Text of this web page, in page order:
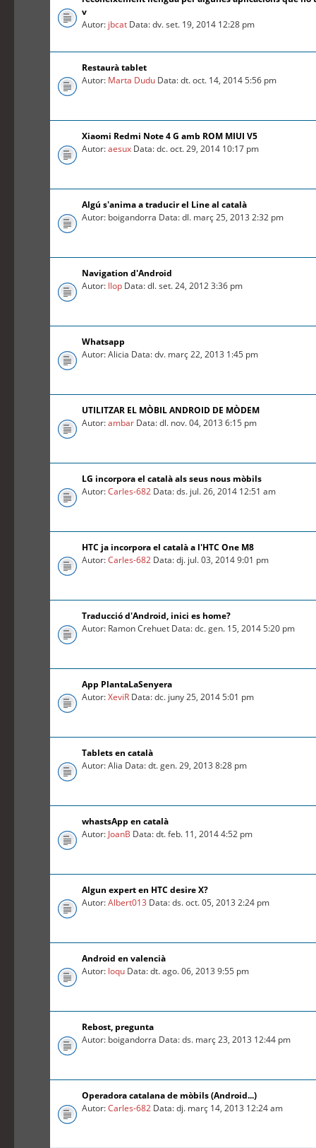
v
Autor: jbcat Data: dv. set. 19, 2014 12:28 pm
Restaurà tablet
Autor: Marta Dudu Data: dt. oct. 14, 2014 5:56 pm
Xiaomi Redmi Note 4 G amb ROM MIUI V5
Autor:aesux Data: dc. oct. 29, 2014 10:17 pm
Algú s'anima a traducir el Line al català
Autor: boigandorra Data: dl. març 25, 2013 2:32 pm
Navigation d'Android
Autor: llop Data: dl. set. 24, 2012 3:36 pm
Whatsapp
Autor: Alicia Data: dv. març 22, 2013 1:45 pm
UTILITZAR EL MÒBIL ANDROID DE MÒDEM
Autor:ambar Data: dl. nov. 04, 2013 6:15 pm
LG incorpora el català als seus nous mòbils
Autor:Carles-682 Data: ds. jul. 26, 2014 12:51 am
HTC ja incorpora el català a l'HTC One M8
Autor:Carles-682 Data: dj. jul. 03, 2014 9:01 pm
Traducció d'Android, inici es home?
Autor: Ramon Crehuet Data: dc. gen. 15, 2014 5:20 pm
App PlantaLaSenyera
Autor:XeviR Data: dc. juny 25, 2014 5:01 pm
Tablets en català
Autor: Alia Data: dt. gen. 29, 2013 8:28 pm
whastsApp en català
Autor: JoanB Data: dt. feb. 11, 2014 4:52 pm
Algun expert en HTC desire X?
Autor:Albert013 Data: ds. oct. 05, 2013 2:24 pm
Android en valencià
Autor: loqu Data: dt. ago. 06, 2013 9:55 pm
Rebost, pregunta
Autor: boigandorra Data: ds. març 23, 2013 12:44 pm
Operadora catalana de mòbils (Android...)
Autor:Carles-682 Data: dj. març 14, 2013 12:24 am